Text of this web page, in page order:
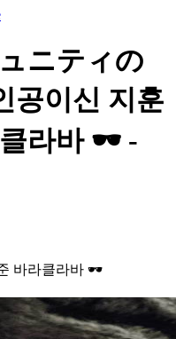
ニティの
공이신 지훈
라바 🕶 -
바라클라바 🕶